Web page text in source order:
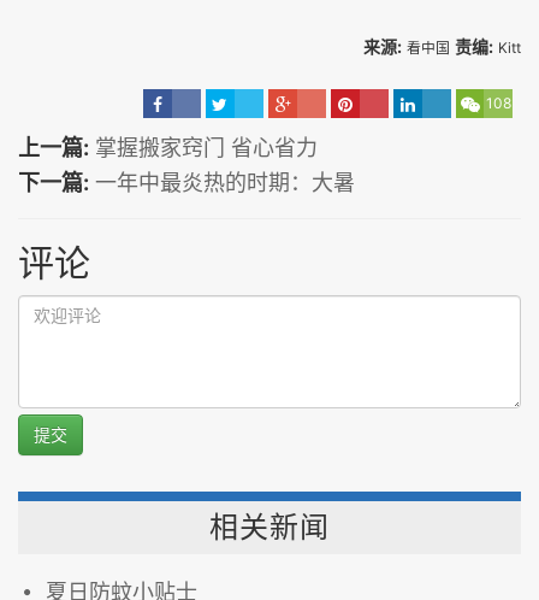
来源: 看中国 责编: Kitt
108
上一篇: 掌握搬家窍门 省心省力
下一篇: 一年中最炎热的时期：大暑
评论
提交
相关新闻
夏日防蚊小贴士